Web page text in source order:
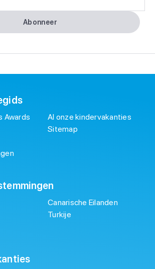
Abonneer
Awards
Al onze kindervakanties
Sitemap
Canarische Eilanden
Turkije